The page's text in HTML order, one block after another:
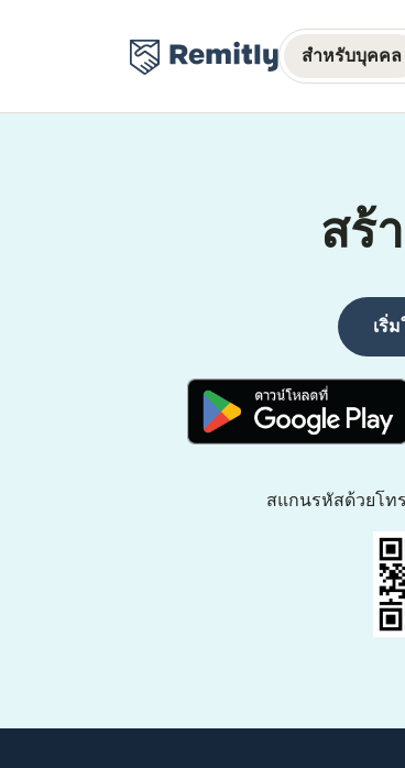
สำหรับบุคคล
สร้
เริ่
สแกนรหัสด้วยโท